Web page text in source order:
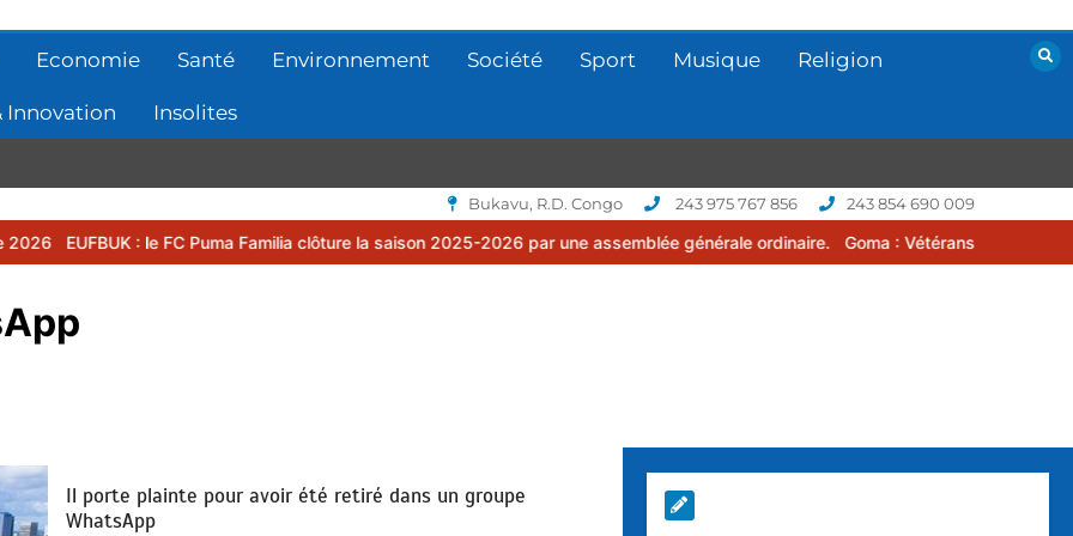
Economie Santé Environnement Société Sport Musique Religion
Innovation Insolites
Bukavu, R.D. Congo 243 975 767 856 243 854 690 009
: le FC Puma Familia clôture la saison 2025-2026 par une assemblée générale ordinaire. Goma : Vétérans Cup 2026 -2027, une
Il porte plainte pour avoir été retiré dans un groupe
WhatsApp